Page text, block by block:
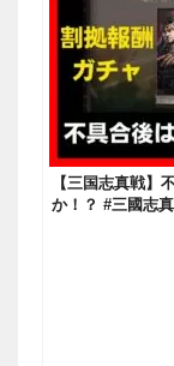
【三国志真戦】
か！？ #三國志